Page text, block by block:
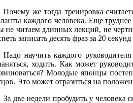
Почему же тогда тренировка
каждого человека. Еще
не читаем длинных лекций, не
записать десять фраз за 20
Надо научить каждого
ходить. Как может
Молодые японцы
Это может отразиться на
За две недели пробудить у